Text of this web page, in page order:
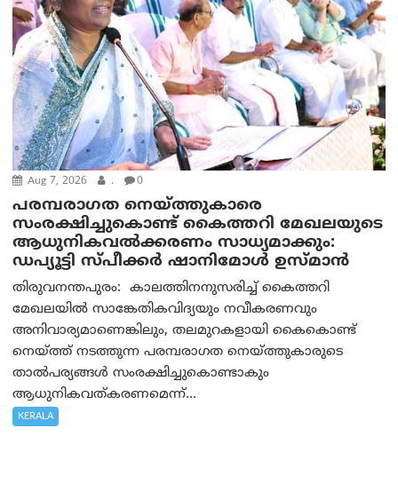
Aug 7, 2026 . 0
പരമ്പരാഗത നെയ്ത്തുകാരെ
സംരക്ഷിച്ചുകൊണ്ട് കൈത്തറി മേഖലയുടെ
ആധുനികവൽക്കരണം സാധ്യമാക്കും:
ഡപ്യൂട്ടി സ്പീക്കർ ഷാനിമോൾ ഉസ്മാൻ
തിരുവനന്തപുരം: കാലത്തിനനുസരിച്ച് കൈത്തറി
മേഖലയിൽ സാങ്കേതികവിദ്യയും നവീകരണവും
അനിവാര്യമാണെങ്കിലും, തലമുറകളായി കൈകൊണ്ട്
നെയ്ത്ത് നടത്തുന്ന പരമ്പരാഗത നെയ്ത്തുകാരുടെ
താൽപര്യങ്ങൾ സംരക്ഷിച്ചുകൊണ്ടാകും
ആധുനികവത്കരണമെന്ന്...
KERALA